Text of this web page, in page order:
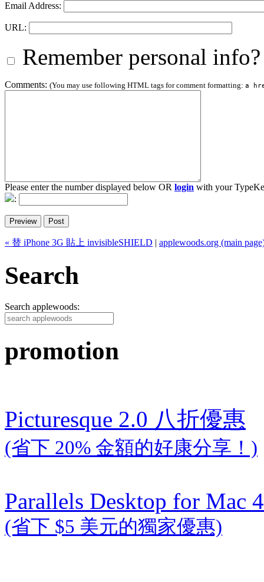
Email Address:
URL:
Remember personal info?
Comments: (You may use following HTML tags for comment formatting: a
Please enter the number displayed below OR login with your
:
« 替 iPhone 3G 貼上 invisibleSHIELD applewoods.org (main
Search
Search applewoods:
promotion
Picturesque 2.0 八折優惠
(省下 20% 金額的好康分享！)
Parallels Desktop for Mac
(省下 $5 美元的獨家優惠)